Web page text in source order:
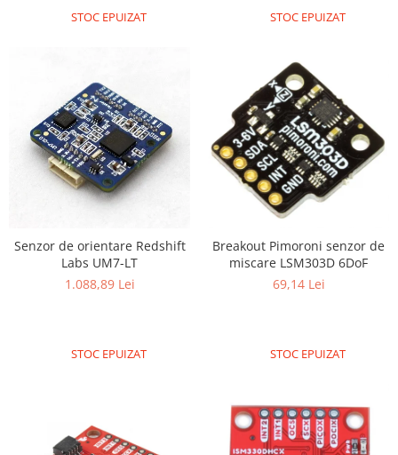
STOC EPUIZAT STOC EPUIZAT
Senzor de orientare Redshift
Labs UM7-LT
1.088,89 Lei
STOC EPUIZAT
Breakout Pimoroni senzor de
miscare LSM303D 6DoF
69,14 Lei
STOC EPUIZAT